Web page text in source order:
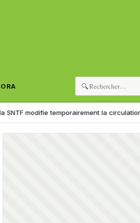
🔍
temporairement la circulation des trains